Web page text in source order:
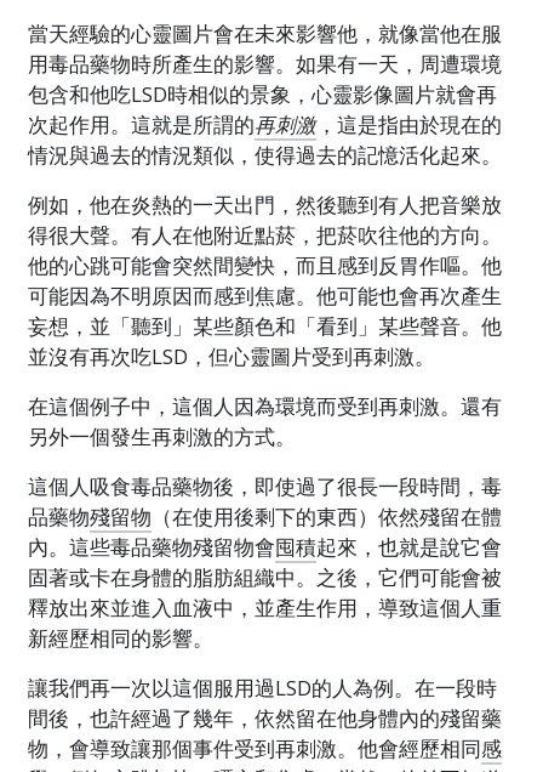
當天經驗的心靈圖片會在未來影響他，就像當他在服
用毒品藥物時所產生的影響。如果有一天，周遭環境
包含和他吃LSD時相似的景象，心靈影像圖片就會再
次起作用。這就是所謂的再刺激，這是指由於現在的
情況與過去的情況類似，使得過去的記憶活化起來。
例如，他在炎熱的一天出門，然後聽到有人把音樂放
得很大聲。有人在他附近點菸，把菸吹往他的方向。
他的心跳可能會突然間變快，而且感到反胃作嘔。他
可能因為不明原因而感到焦慮。他可能也會再次產生
妄想，並「聽到」某些顏色和「看到」某些聲音。他
並沒有再次吃LSD，但心靈圖片受到再刺激。
在這個例子中，這個人因為環境而受到再刺激。還有
另外一個發生再刺激的方式。
這個人吸食毒品藥物後，即使過了很長一段時間，毒
品藥物殘留物 （在使用後剩下的東西）依然殘留在體
內。這些毒品藥物殘留物會囤積起來，也就是說它會
固著或卡在身體的脂肪組織中。之後，它們可能會被
釋放出來並進入血液中，並產生作用，導致這個人重
新經歷相同的影響。
讓我們再一次以這個服用過LSD的人為例。在一段時
間後，也許經過了幾年，依然留在他身體內的殘留藥
物，會導致讓那個事件受到再刺激。他會經歷相同感